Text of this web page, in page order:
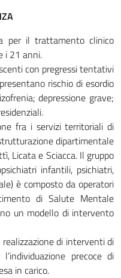
per il trattamento clinico
i 21 anni.
con pregressi tentativi
rischio di esordio
depressione grave;
fra i servizi territoriali di
dipartimentale
Licata e Sciacca. Il gruppo
infantili, psichiatri,
è composto da operatori
di Salute Mentale
un modello di intervento
realizzazione di interventi di
precoce di
in carico.